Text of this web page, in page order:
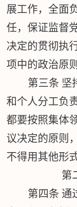
展工作，全面
任，保证监督
决定的贯彻执
项中的政治原
第三条 坚
和个人分工负
都要按照集体
议决定的原则
不得用其他形
第
第四条 通